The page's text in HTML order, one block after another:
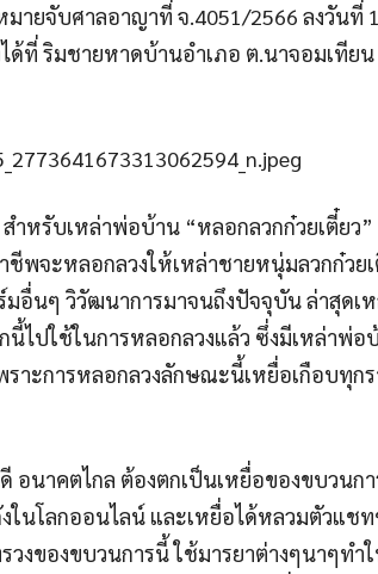
ายจับศาลอาญาที่ จ.4051/2566 ลงวันที่
ด้ที่ ริมชายหาดบ้านอำเภอ ต.นาจอมเทีย
หรับเหล่าพ่อบ้าน “หลอกลวกก๋วยเตี๋ยว”
ชีพจะหลอกลวงให้เหล่าชายหนุ่มลวกก๋วย
มอื่นๆ วิวัฒนาการมาจนถึงปัจจุบัน ล่าสุดเ
ไปใช้ในการหลอกลวงแล้ว ซึ่งมีเหล่าพ่อ
ราะการหลอกลวงลักษณะนี้เหยื่อเกือบทุก
อนาคตไกล ต้องตกเป็นเหยื่อของขบวนก
ในโลกออนไลน์ และเหยื่อได้หลวมตัวแช
งของขบวนการนี้ ใช้มารยาต่างๆนาๆทำ